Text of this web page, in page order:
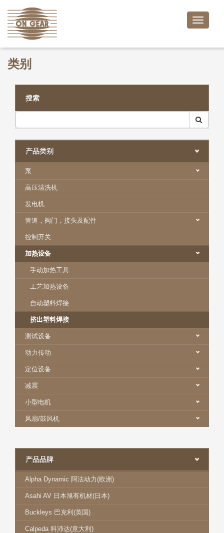
Toggle
类别
搜索
产品类别
泵
高压清洗机
发电机
管道，阀门，接头及配件
控制开关
加热设备
手动加热工具
工艺加热设备
自动塑料焊接
挤出塑料焊接
测试设备
动力传动
定位设备
减震
小型电机
风扇/鼓风机
产品品牌
Alpha Dynamic 阿法动力(欧洲)
Asahi AV 日本旭有机材(日本)
Buckleys 巴克利(英国)
Calpeda 科沛达(意大利)